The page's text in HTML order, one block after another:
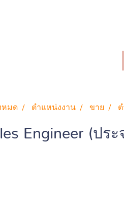
หมด ตำแหน่งงาน ขาย
Engineer (ปร